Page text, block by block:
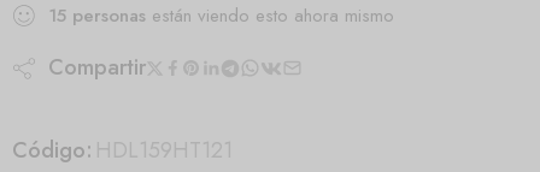
15 personas están viendo esto ahora mismo
Compartir
Código: HDL159HT121